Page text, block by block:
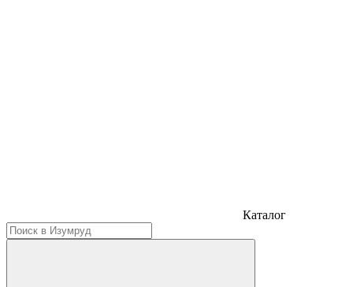
Каталог